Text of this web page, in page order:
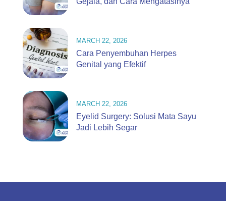
MARCH 22, 2026
Cara Penyembuhan Herpes
Genital yang Efektif
MARCH 22, 2026
Eyelid Surgery: Solusi Mata Sayu
Jadi Lebih Segar